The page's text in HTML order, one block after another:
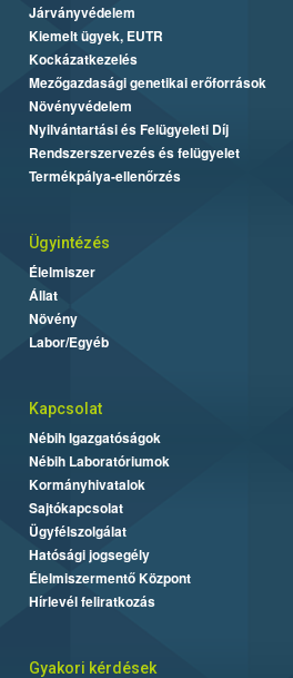
Járványvédelem
Kiemelt ügyek, EUTR
Kockázatkezelés
Mezőgazdasági genetikai erőforrások
Növényvédelem
Nyilvántartási és Felügyeleti Díj
Rendszerszervezés és felügyelet
Termékpálya-ellenőrzés
Ügyintézés
Élelmiszer
Állat
Növény
Labor/Egyéb
Kapcsolat
Nébih Igazgatóságok
Nébih Laboratóriumok
Kormányhivatalok
Sajtókapcsolat
Ügyfélszolgálat
Hatósági jogsegély
Élelmiszermentő Központ
Hírlevél feliratkozás
Gyakori kérdések